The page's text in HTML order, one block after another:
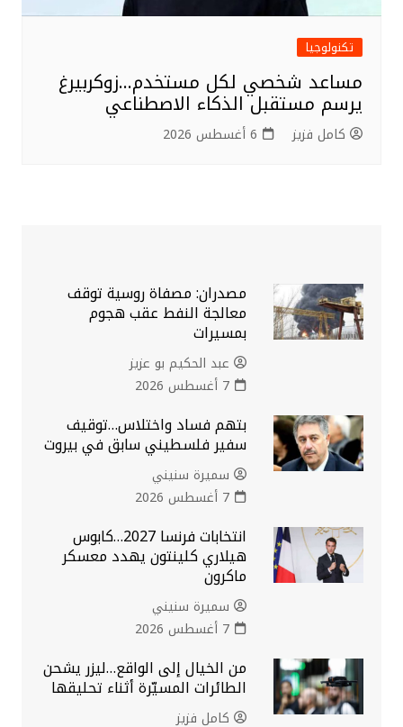
تكنولوجيا
مساعد شخصي لكل مستخدم…زوكربيرغ
يرسم مستقبل الذكاء الاصطناعي
كامل فزيز 6 أغسطس 2026
مصدران: مصفاة روسية توقف
معالجة النفط عقب هجوم
بمسيرات
عبد الحكيم بو عزيز
7 أغسطس 2026
بتهم فساد واختلاس…توقيف
سفير فلسطيني سابق في بيروت
سميرة سنيني
7 أغسطس 2026
انتخابات فرنسا 2027…كابوس
هيلاري كلينتون يهدد معسكر
ماكرون
سميرة سنيني
7 أغسطس 2026
من الخيال إلى الواقع…ليزر يشحن
الطائرات المسيّرة أثناء تحليقها
كامل فزيز